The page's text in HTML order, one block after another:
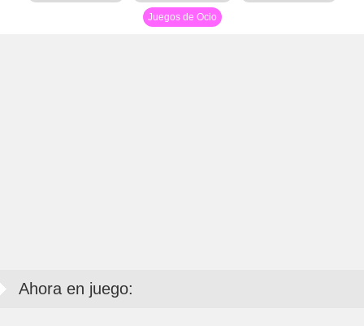
Juegos de Ocio
Ahora en juego: